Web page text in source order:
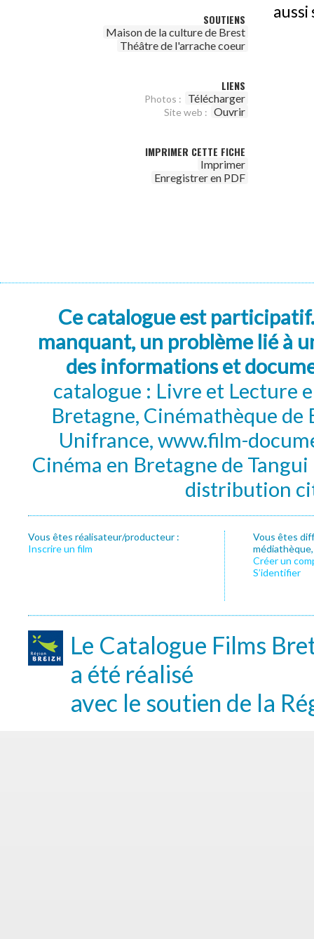
SOUTIENS
Maison de la culture de Brest
Théâtre de l'arrache coeur
LIENS
Photos : Télécharger
Site web : Ouvrir
IMPRIMER CETTE FICHE
Imprimer
Enregistrer en PDF
aussi
Ce catalogue est
manquant, un problème lié à
des informations et
catalogue : Livre et Lecture
Bretagne, Cinémathèque de
Unifrance, www.film-
Cinéma en Bretagne de
distribution
Vous êtes réalisateur/producteur :
Inscrire un film
Vous êtes
Créer un
S’identifier
Le Catalogue Films
a été réalisé
avec le soutien de la